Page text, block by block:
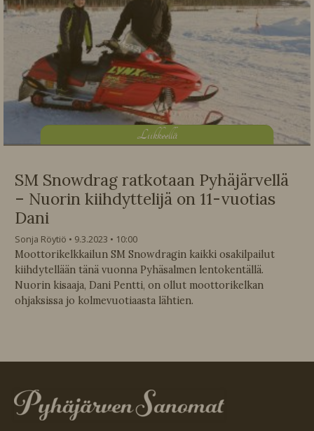
Liikkeellä
SM Snowdrag ratkotaan Pyhäjärvellä
– Nuorin kiihdyttelijä on 11-vuotias
Dani
Sonja Röytiö 9.3.2023
10:00
Moottorikelkkailun SM Snowdragin kaikki osakilpailut
kiihdytellään tänä vuonna Pyhäsalmen lentokentällä.
Nuorin kisaaja, Dani Pentti, on ollut moottorikelkan
ohjaksissa jo kolmevuotiaasta lähtien.